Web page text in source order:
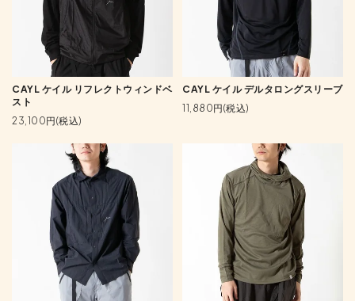
CAYL ケイル リフレクトウィンドベ
スト
23,100円(税込)
CAYL ケイル デルタロングスリーブ
11,880円(税込)